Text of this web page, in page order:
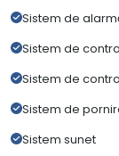
Sistem de
Sistem de
Sistem de
Sistem de
Sistem sunet